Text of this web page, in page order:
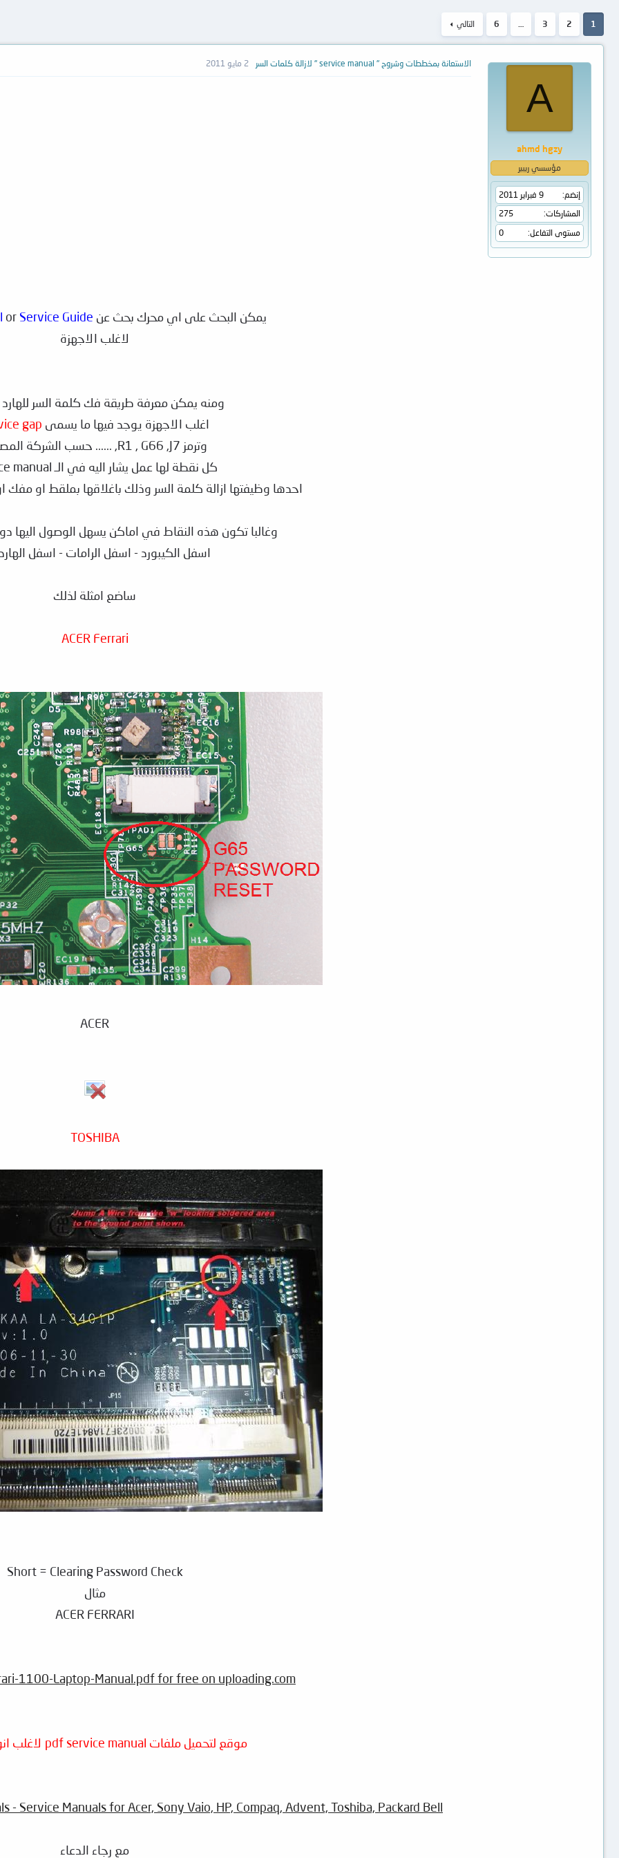
1
2
3
6 التالي
A
ahmd hgzy
مؤسسي ريبير
إنضم
9 فبراير 2011
المشاركات
275
مستوى التفاعل
0
الاستعانة بمخططات وشروح " service manual " لازالة كلمات السر 2 مايو 2011
يمكن البحث على اي محرك بحث عن or Service Guide
لاغلب الاجهزة
ومنه يمكن معرفة طريقة فك كلمة السر للهارد
اغلب الاجهزة يوجد فيها ما يسمى gap
وترمز R1 , G66 ,J7, ...... حسب الشركة المصنعة
كل نقطة لها عمل يشار اليه في الـ service manual
احدها وظيفتها ازالة كلمة السر وذلك باغلاقها بملقط او مفك او .... لمدة
وغالبا تكون هذه النقاط في اماكن يسهل الوصول اليها
اسفل الكيبورد - اسفل الرامات - اسفل
ساضع امثلة لذلك
ACER Ferrari
ACER
TOSHIBA
Short = Clearing Password Check
مثال
ACER FERRARI
1100-Laptop-Manual.pdf for free on uploading.com
موقع لتحميل ملفات pdf service manual لاغلب انواع اللابتوب
Service Manuals for Acer, Sony Vaio, HP, Compaq, Advent, Toshiba, Packard Bell
مع رجاء الدعاء